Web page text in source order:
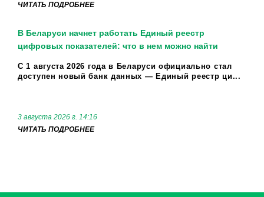
ЧИТАТЬ ПОДРОБНЕЕ
В Беларуси начнет работать Единый реестр
цифровых показателей: что в нем можно найти
С 1 августа 2026 года в Беларуси официально стал
доступен новый банк данных — Единый реестр ци...
3 августа 2026 г. 14:16
ЧИТАТЬ ПОДРОБНЕЕ